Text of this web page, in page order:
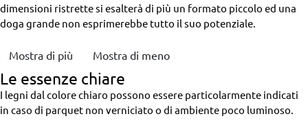
dimensioni ristrette si esalterà di più un formato piccolo ed una
doga grande non esprimerebbe tutto il suo potenziale.
Mostra di più Mostra di meno
Le essenze chiare
I legni dal colore chiaro possono essere particolarmente indicati
in caso di parquet non verniciato o di ambiente poco luminoso.